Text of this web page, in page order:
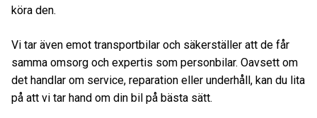
köra den.
Vi tar även emot transportbilar och säkerställer att de får
samma omsorg och expertis som personbilar. Oavsett om
det handlar om service, reparation eller underhåll, kan du lita
på att vi tar hand om din bil på bästa sätt.